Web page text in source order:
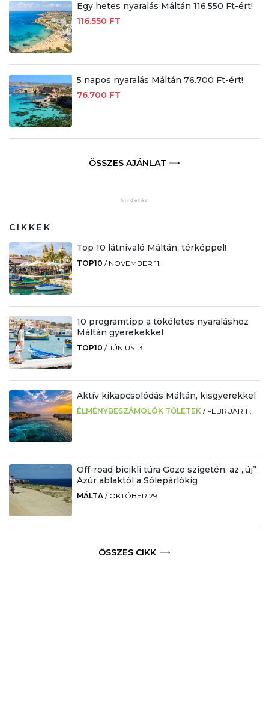
Egy hetes nyaralás Máltán 116.550 Ft-ért!
116.550 FT
5 napos nyaralás Máltán 76.700 Ft-ért!
76.700 FT
ÖSSZES AJÁNLAT
CIKKEK
Top 10 látnivaló Máltán, térképpel!
TOP10 / NOVEMBER 11.
10 programtipp a tökéletes nyaraláshoz
Máltán gyerekekkel
TOP10 /JÚNIUS 13.
Aktív kikapcsolódás Máltán, kisgyerekkel
ÉLMÉNYBESZÁMOLÓK TŐLETEK / FEBRUÁR 11.
Off-road bicikli túra Gozo szigetén, az „új”
Azúr ablaktól a Sólepárlókig
MÁLTA / OKTÓBER 29.
ÖSSZES CIKK